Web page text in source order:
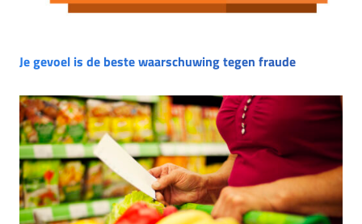
Je gevoel is de beste waarschuwing tegen fraude